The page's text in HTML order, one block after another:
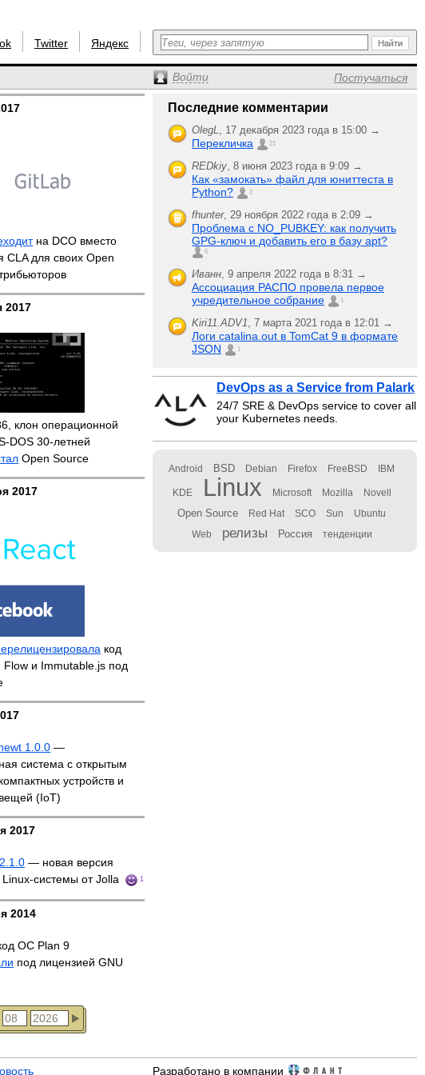
Twitter Яндекс
Войти Постучаться
на DCO вместо
CLA для своих Open
2017
клон операционной
DOS 30-летней
Open Source
2017
код
Flow и Immutable.js под
1.0.0 —
система с открытым
устройств и
(IoT)
2017
— новая версия
системы от Jolla
1
2014
ОС Plan 9
под лицензией GNU
Последние комментарии
OlegL, 17 декабря 2023 года в 15:00 →
Перекличка 21
REDkiy, 8 июня 2023 года в 9:09 →
Как «замокать» файл для юниттеста в
Python?
2
fhunter, 29 ноября 2022 года в 2:09 →
Проблема с NO_PUBKEY: как получить
GPG-ключ и добавить его в базу apt?
6
Иванн, 9 апреля 2022 года в 8:31 →
Ассоциация РАСПО провела первое
учредительное собрание
1
Kiri11.ADV1, 7 марта 2021 года в 12:01 →
Логи catalina.out в TomCat 9 в формате
JSON
1
DevOps as a Service from Palark
24/7 SRE & DevOps service to cover all
your Kubernetes needs.
Android BSD Debian Firefox FreeBSD IBM
KDE Linux Microsoft Mozilla Novell
Open Source Red Hat SCO Sun Ubuntu
Web релизы Россия тенденции
Разработано в компании